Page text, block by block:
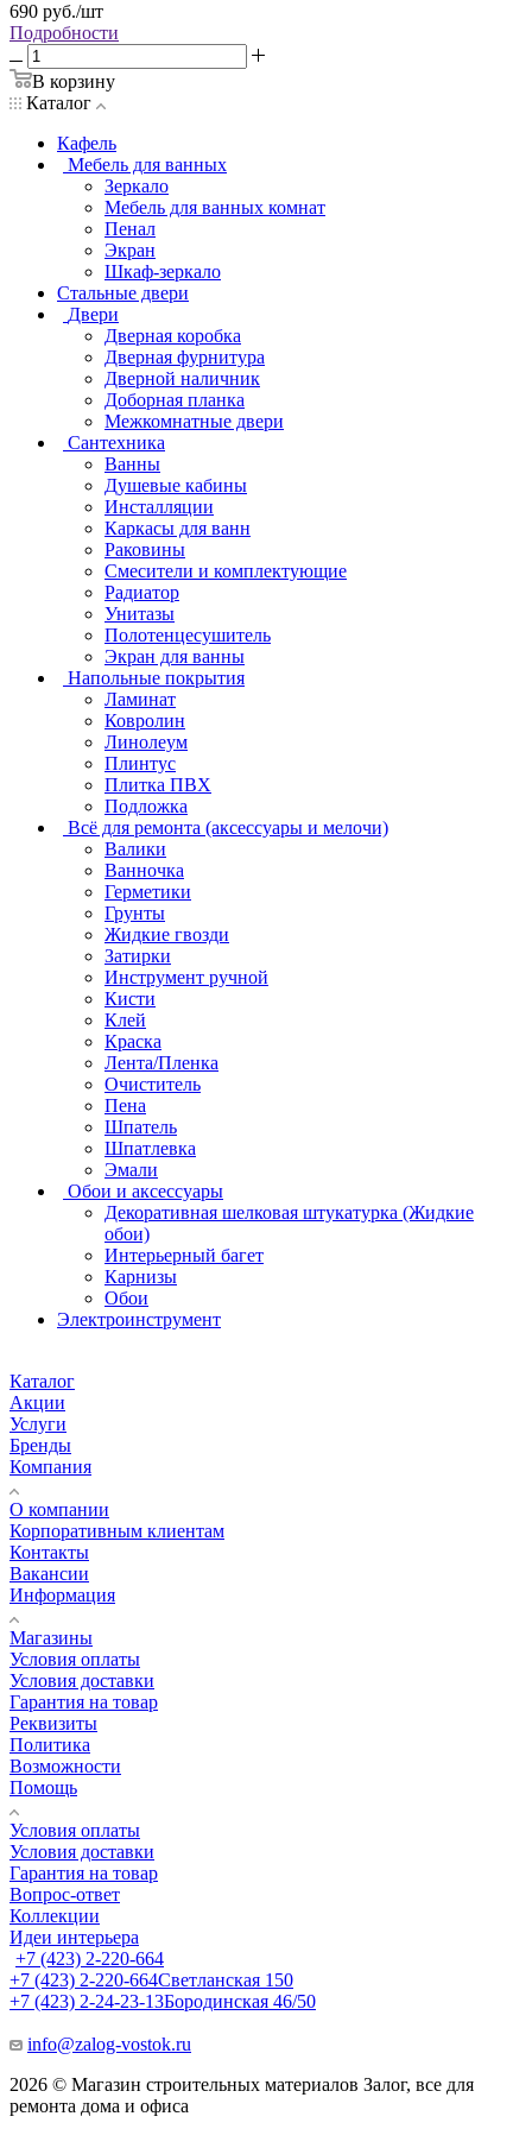
690 руб./шт
Подробности
В корзину
Каталог
Кафель
Мебель для ванных
Зеркало
Мебель для ванных комнат
Пенал
Экран
Шкаф-зеркало
Стальные двери
Двери
Дверная коробка
Дверная фурнитура
Дверной наличник
Доборная планка
Межкомнатные двери
Сантехника
Ванны
Душевые кабины
Инсталляции
Каркасы для ванн
Раковины
Смесители и комплектующие
Радиатор
Унитазы
Полотенцесушитель
Экран для ванны
Напольные покрытия
Ламинат
Ковролин
Линолеум
Плинтус
Плитка ПВХ
Подложка
Всё для ремонта (аксессуары и мелочи)
Валики
Ванночка
Герметики
Грунты
Жидкие гвозди
Затирки
Инструмент ручной
Кисти
Клей
Краска
Лента/Пленка
Очиститель
Пена
Шпатель
Шпатлевка
Эмали
Обои и аксессуары
Декоративная шелковая штукатурка (Жидкие
обои)
Интерьерный багет
Карнизы
Обои
Электроинструмент
Каталог
Акции
Услуги
Бренды
Компания
О компании
Корпоративным клиентам
Контакты
Вакансии
Информация
Магазины
Условия оплаты
Условия доставки
Гарантия на товар
Реквизиты
Политика
Возможности
Помощь
Условия оплаты
Условия доставки
Гарантия на товар
Вопрос-ответ
Коллекции
Идеи интерьера
+7 (423) 2-220-664
+7 (423) 2-220-664Светланская 150
+7 (423) 2-24-23-13Бородинская 46/50
info@zalog-vostok.ru
2026 © Магазин строительных материалов Залог, все для
ремонта дома и офиса